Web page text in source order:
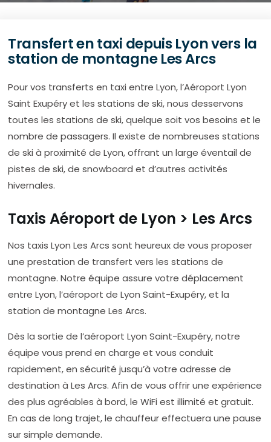
Transfert en taxi depuis Lyon vers la
station de montagne Les Arcs
Pour vos transferts en taxi entre Lyon, l’Aéroport Lyon
Saint Exupéry et les stations de ski, nous desservons
toutes les stations de ski, quelque soit vos besoins et le
nombre de passagers. Il existe de nombreuses stations
de ski à proximité de Lyon, offrant un large éventail de
pistes de ski, de snowboard et d’autres activités
hivernales.
Taxis Aéroport de Lyon > Les Arcs
Nos taxis Lyon Les Arcs sont heureux de vous proposer
une prestation de transfert vers les stations de
montagne. Notre équipe assure votre déplacement
entre Lyon, l’aéroport de Lyon Saint-Exupéry, et la
station de montagne Les Arcs.
Dès la sortie de l’aéroport Lyon Saint-Exupéry, notre
équipe vous prend en charge et vous conduit
rapidement, en sécurité jusqu’à votre adresse de
destination à Les Arcs. Afin de vous offrir une expérience
des plus agréables à bord, le WiFi est illimité et gratuit.
En cas de long trajet, le chauffeur effectuera une pause
sur simple demande.